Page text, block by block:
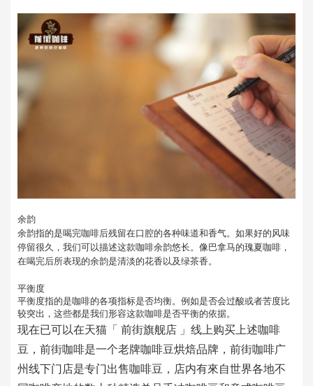
余韵
余韵指的是喝完咖啡后残留在口腔的各种味道和香气。如果好的风味
停留很久，我们可以描述这款咖啡余韵悠长。像巴拿马的瑰夏咖啡，
在喝完后所表现的余韵是清淡的花香以及绿茶香。
平衡度
平衡度指的是咖啡的各项指标是否均衡。例如是否会过酸或者苦度比
较突出，这些都是我们形容这款咖啡是否平衡的依据。
现在已可以在天猫「 前街旗舰店 」线上购买上述咖啡
豆，前街咖啡是一个老牌咖啡豆烘焙品牌，前街咖啡广
州线下门店是专门出售咖啡豆，店内有來自世界各地不